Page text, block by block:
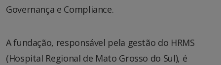
Governança e Compliance.
A fundação, responsável pela gestão do HRMS
(Hospital Regional de Mato Grosso do Sul), é